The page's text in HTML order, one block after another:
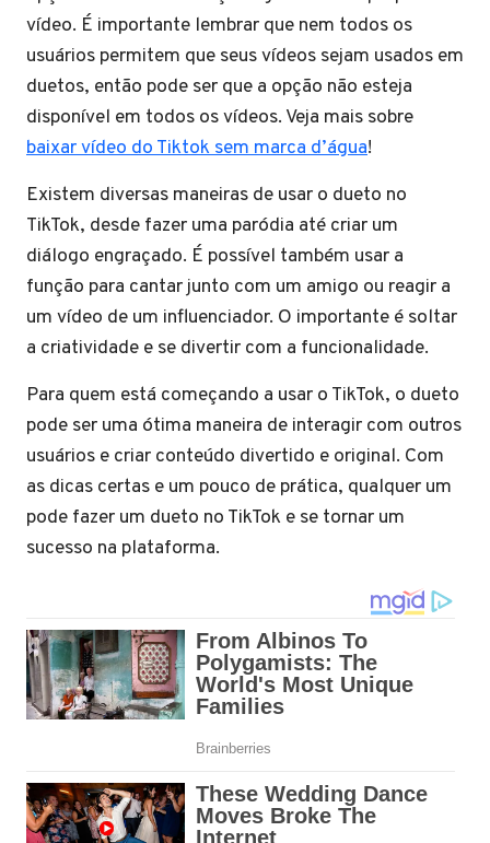
vídeo. É importante lembrar que nem todos os
usuários permitem que seus vídeos sejam usados em
duetos, então pode ser que a opção não esteja
disponível em todos os vídeos. Veja mais sobre
baixar vídeo do Tiktok sem marca d’água!
Existem diversas maneiras de usar o dueto no
TikTok, desde fazer uma paródia até criar um
diálogo engraçado. É possível também usar a
função para cantar junto com um amigo ou reagir a
um vídeo de um influenciador. O importante é soltar
a criatividade e se divertir com a funcionalidade.
Para quem está começando a usar o TikTok, o dueto
pode ser uma ótima maneira de interagir com outros
usuários e criar conteúdo divertido e original. Com
as dicas certas e um pouco de prática, qualquer um
pode fazer um dueto no TikTok e se tornar um
sucesso na plataforma.